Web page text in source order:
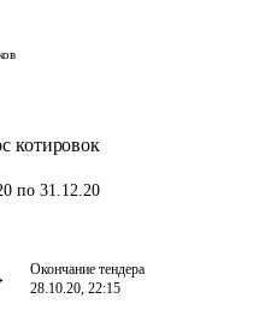
котировок
по 31.12.20
Окончание тендера
28.10.20, 22:15